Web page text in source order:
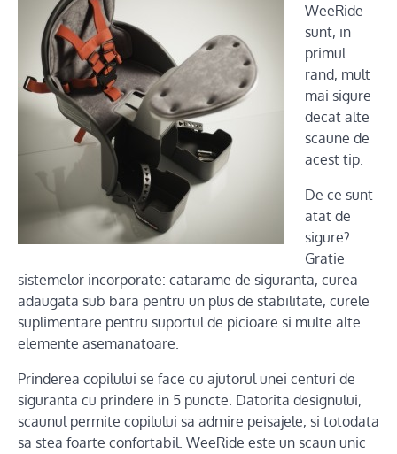
WeeRide
sunt, in
primul
rand, mult
mai sigure
decat alte
scaune de
acest tip.
De ce sunt
atat de
sigure?
Gratie
sistemelor incorporate: catarame de siguranta, curea
adaugata sub bara pentru un plus de stabilitate, curele
suplimentare pentru suportul de picioare si multe alte
elemente asemanatoare.
Prinderea copilului se face cu ajutorul unei centuri de
siguranta cu prindere in 5 puncte. Datorita designului,
scaunul permite copilului sa admire peisajele, si totodata
sa stea foarte confortabil. WeeRide este un scaun unic